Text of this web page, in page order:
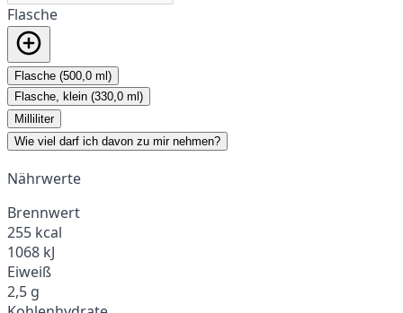
Flasche
Flasche (500,0 ml)
Flasche, klein (330,0 ml)
Milliliter
Wie viel darf ich davon zu mir nehmen?
Nährwerte
Brennwert
255 kcal
1068 kJ
Eiweiß
2,5 g